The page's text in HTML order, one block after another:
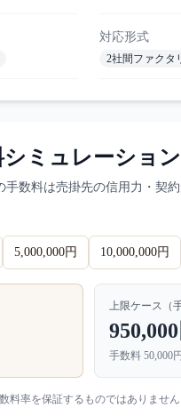
対応形式
2社間ファクタ
シミュレーション
数料は売掛先の信用力・契約
5,000,000円 10,000,000円
上限ケース（
手数料50,000円
率を保証するものではありませ